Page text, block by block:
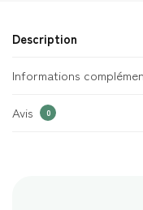
Description
Informations
Avis 0